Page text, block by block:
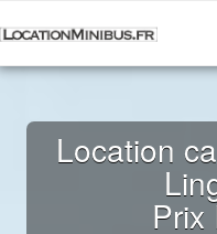
Location
Prix